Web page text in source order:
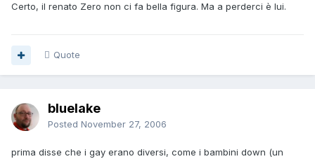
Certo, il renato Zero non ci fa bella figura. Ma a perderci è lui.
Quote
bluelake
Posted November 27, 2006
prima disse che i gay erano diversi, come i bambini down (un